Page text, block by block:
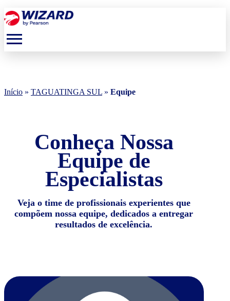
menu
Início » TAGUATINGA SUL » Equipe
Conheça Nossa
Equipe de
Especialistas
Veja o time de profissionais experientes que
compõem nossa equipe, dedicados a entregar
resultados de excelência.